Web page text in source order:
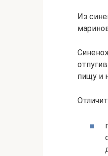
Из
пищу и